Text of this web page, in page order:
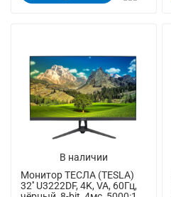
В наличии
Монитор ТЕСЛА (TESLA)
32'' U3222DF, 4K, VA, 60Гц,